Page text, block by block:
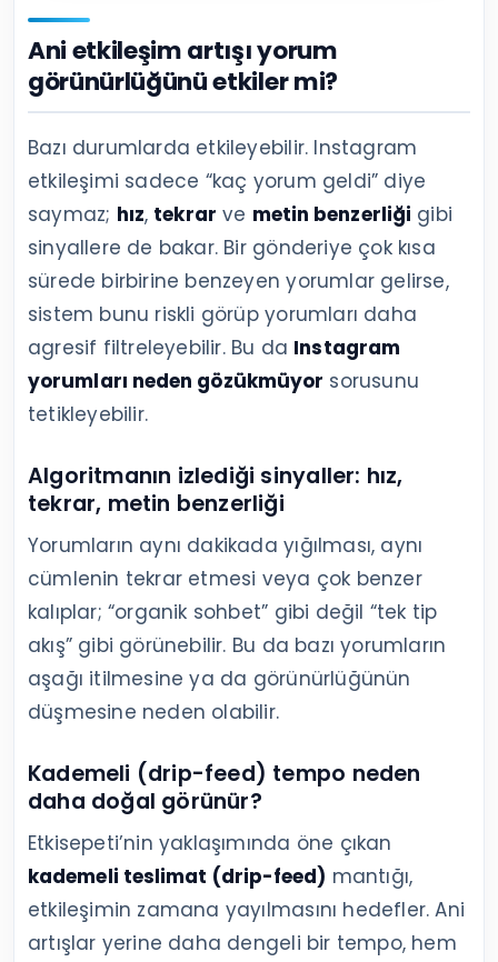
Ani etkileşim artışı yorum
görünürlüğünü etkiler mi?
Bazı durumlarda etkileyebilir. Instagram
etkileşimi sadece “kaç yorum geldi” diye
saymaz; hız, tekrar ve metin benzerliği gibi
sinyallere de bakar. Bir gönderiye çok kısa
sürede birbirine benzeyen yorumlar gelirse,
sistem bunu riskli görüp yorumları daha
agresif filtreleyebilir. Bu da Instagram
yorumları neden gözükmüyor sorusunu
tetikleyebilir.
Algoritmanın izlediği sinyaller: hız,
tekrar, metin benzerliği
Yorumların aynı dakikada yığılması, aynı
cümlenin tekrar etmesi veya çok benzer
kalıplar; “organik sohbet” gibi değil “tek tip
akış” gibi görünebilir. Bu da bazı yorumların
aşağı itilmesine ya da görünürlüğünün
düşmesine neden olabilir.
Kademeli (drip-feed) tempo neden
daha doğal görünür?
Etkisepeti’nin yaklaşımında öne çıkan
kademeli teslimat (drip-feed) mantığı,
etkileşimin zamana yayılmasını hedefler. Ani
artışlar yerine daha dengeli bir tempo, hem